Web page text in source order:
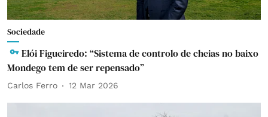
Sociedade
Elói Figueiredo: “Sistema de controlo de cheias no baixo
Mondego tem de ser repensado”
Carlos Ferro 12 Mar 2026